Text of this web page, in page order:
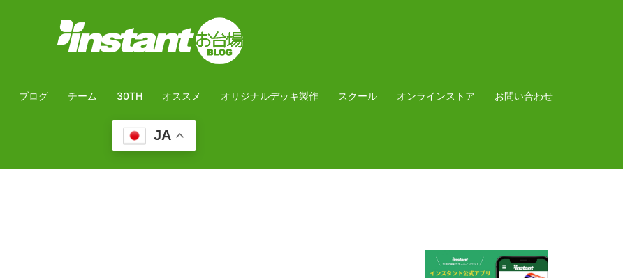
ブログ チーム 30TH オススメ オリジナルデッキ製作 スクール オンラインストア お問い合わせ
JA